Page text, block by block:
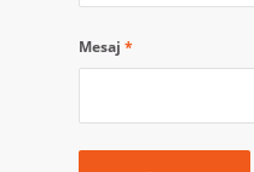
Mesaj*